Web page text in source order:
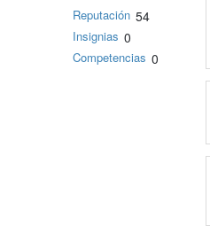
Reputación 54
Insignias 0
Competencias 0